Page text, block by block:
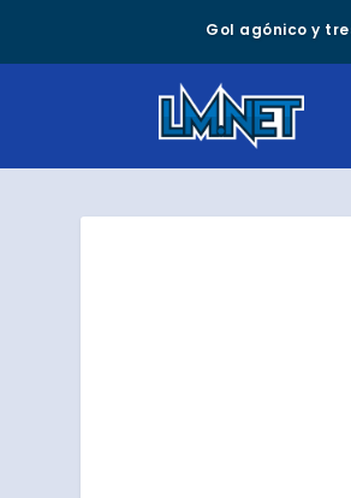
Gol agónico y